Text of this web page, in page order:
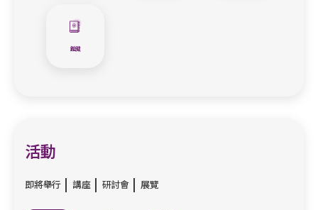
館藏
活動
即將舉行 講座 研討會 展覽